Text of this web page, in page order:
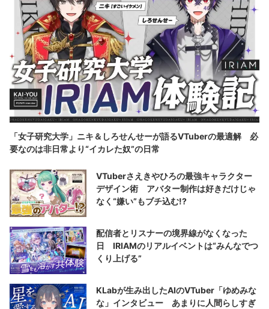
「女子研究大学」ニキ＆しろせんせーが語るVTuberの最適解 必
要なのは非日常より“イカレた奴”の日常
VTuberさえきやひろの最強キャラクター
デザイン術 アバター制作は好きだけじゃ
なく“嫌い”もブチ込む!?
配信者とリスナーの境界線がなくなった
日 IRIAMのリアルイベントは“みんなでつ
くり上げる”
KLabが生み出したAIのVTuber「ゆめみな
な」インタビュー あまりに人間らしすぎ